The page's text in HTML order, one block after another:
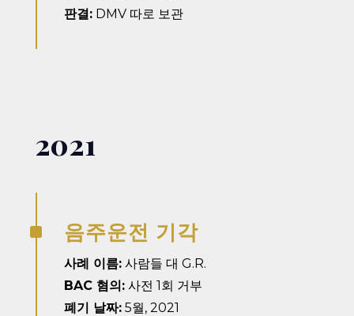
판결:DMV 따로 보관
2021
^ 음주운전 기각
사례 이름:사람들 대 G.R.
BAC 혐의:사전 1회 거부
폐기 날짜:5월, 2021